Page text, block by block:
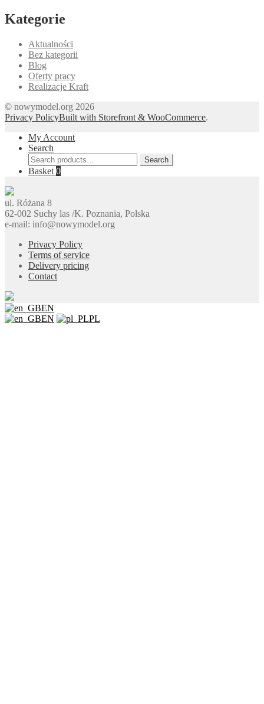
Kategorie
Aktualności
Bez kategorii
Blog
Oferty pracy
Realizacje Kraft
© nowymodel.org 2026
Privacy PolicyBuilt with Storefront & WooCommerce.
My Account
Search
Search
for:
Search
Basket 0
ul. Różana 8
62-002 Suchy las /K. Poznania, Polska
e-mail: info@nowymodel.org
Privacy Policy
Terms of service
Delivery pricing
Contact
EN
EN
PL